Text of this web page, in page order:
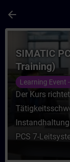
arrow_back
Course -
SIMATIC
Training)
Learning Event
Der Kurs
PCS 7-